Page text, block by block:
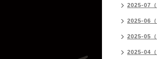
2025-07（
2025-06（
2025-05（
2025-04（